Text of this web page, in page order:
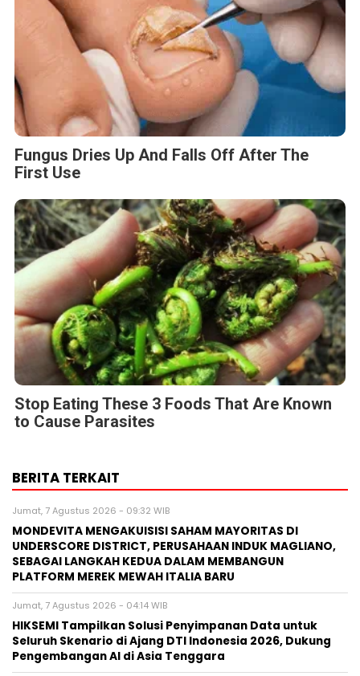
Fungus Dries Up And Falls Off After The
First Use
Stop Eating These 3 Foods That Are Known
to Cause Parasites
BERITA TERKAIT
Jumat, 7 Agustus 2026 - 09:32 WIB
MONDEVITA MENGAKUISISI SAHAM MAYORITAS DI
UNDERSCORE DISTRICT, PERUSAHAAN INDUK MAGLIANO,
SEBAGAI LANGKAH KEDUA DALAM MEMBANGUN
PLATFORM MEREK MEWAH ITALIA BARU
Jumat, 7 Agustus 2026 - 04:14 WIB
HIKSEMI Tampilkan Solusi Penyimpanan Data untuk
Seluruh Skenario di Ajang DTI Indonesia 2026, Dukung
Pengembangan AI di Asia Tenggara